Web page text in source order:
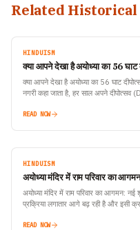
Related Historical
HINDUISM
क्या आपने देखा है अयोध्या का 56 घाट
क्या आपने देखा है अयोध्या का 56 घाट
नगरी कहा जाता है, हर साल अपने
READ NOW
HINDUISM
अयोध्या मंदिर में राम परिवार का
अयोध्या मंदिर में राम परिवार का आगमन: नई
प्रक्रिया लगातार आगे बढ़ रही है और इसी
READ NOW